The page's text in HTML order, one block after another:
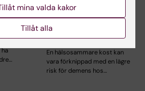
Hälsosammare kost
kopplas till lägre
demensrisk hos äldre
i riskzonen
En hälsosammare kost kan
vara förknippad med en lägre
risk för demens hos…
mina valda kakor
Tillåt alla